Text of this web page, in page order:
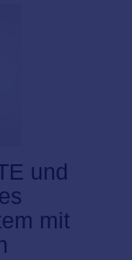
und
mit